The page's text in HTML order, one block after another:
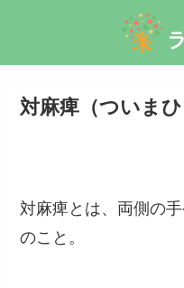
対麻痺（ついまひ
対麻痺とは、両側の
のこと。